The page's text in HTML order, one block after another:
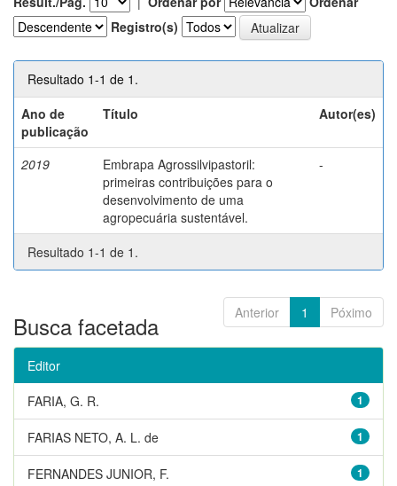
Registro(s)
Resultado 1-1 de 1.
Ano de
publicação
Título Autor(es)
2019
Embrapa Agrossilvipastoril:
primeiras contribuições para o
desenvolvimento de uma
agropecuária sustentável.
-
Resultado 1-1 de 1.
Anterior 1 Póximo
Busca facetada
Editor
1
FARIA, G. R.
1
FARIAS NETO, A. L. de
1
FERNANDES JUNIOR, F.